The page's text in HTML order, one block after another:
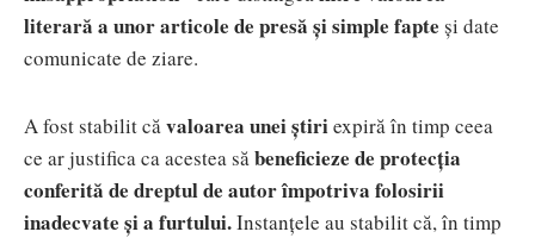
literară a unor articole de presă și simple fapte și date
comunicate de ziare.
A fost stabilit căvaloarea unei știriexpiră în timp ceea
ce ar justifica ca acestea săbeneficieze de protecția
conferită de dreptul de autor împotriva folosirii
inadecvate și a furtului.Instanțele au stabilit că, în timp